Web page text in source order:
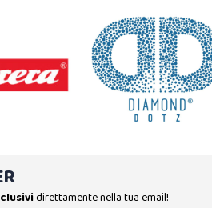
direttamente nella tua email!